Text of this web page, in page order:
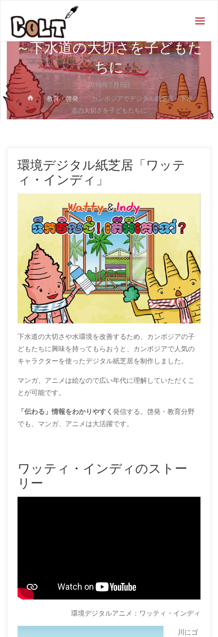
カンボジアでデジタル紙芝居
～下水道の大切さを子どもた
ちに
2018年5月8日
ホ
ー
ム
教育・啓発
カンボジアでデジタル紙芝居～下水
道の大切さを子どもたちに
環境デジタル紙芝居「ワッテ
ィ・インディ」
下水道の大切さや水環境を改善するため、カンボジアの子
どもたちに興味を持ってもらおうと、カンボジアで人気の
キャラクターを使ったデジタル紙芝居を制作しました。
マンガ、アニメは絵なので広い年代に理解していただくこ
とが可能です。
「伝わる」情報をわかりやすく発信する。啓発・教育分野
でも、マンガ、アニメは大活躍です。
ワッティ・インディのストー
リー
環境デジタルアニメ：ワッティ・インディ
川にゴ